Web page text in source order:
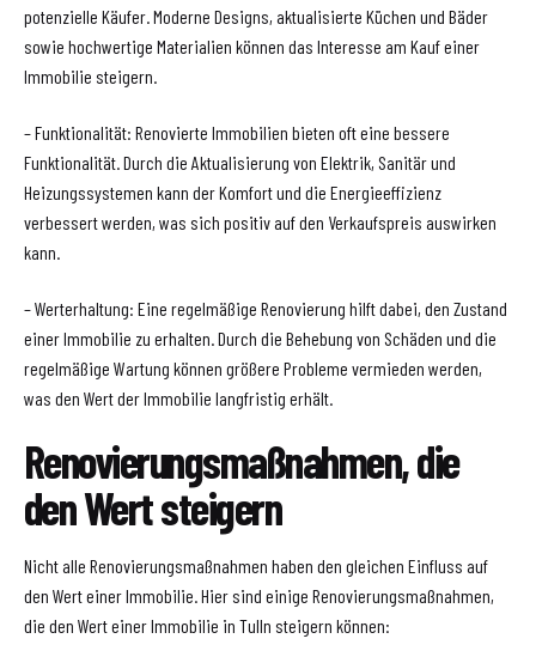
potenzielle Käufer. Moderne Designs, aktualisierte Küchen und Bäder
sowie hochwertige Materialien können das Interesse am Kauf einer
Immobilie steigern.
– Funktionalität: Renovierte Immobilien bieten oft eine bessere
Funktionalität. Durch die Aktualisierung von Elektrik, Sanitär und
Heizungssystemen kann der Komfort und die Energieeffizienz
verbessert werden, was sich positiv auf den Verkaufspreis auswirken
kann.
– Werterhaltung: Eine regelmäßige Renovierung hilft dabei, den Zustand
einer Immobilie zu erhalten. Durch die Behebung von Schäden und die
regelmäßige Wartung können größere Probleme vermieden werden,
was den Wert der Immobilie langfristig erhält.
Renovierungsmaßnahmen, die
den Wert steigern
Nicht alle Renovierungsmaßnahmen haben den gleichen Einfluss auf
den Wert einer Immobilie. Hier sind einige Renovierungsmaßnahmen,
die den Wert einer Immobilie in Tulln steigern können: